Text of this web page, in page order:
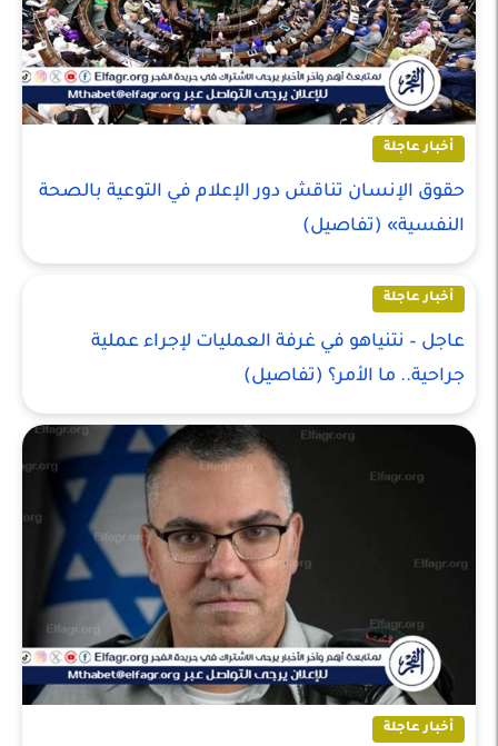
أخبار عاجلة
حقوق الإنسان تناقش دور الإعلام في التوعية بالصحة
النفسية» (تفاصيل)
أخبار عاجلة
عاجل – نتنياهو في غرفة العمليات لإجراء عملية
جراحية.. ما الأمر؟ (تفاصيل)
أخبار عاجلة